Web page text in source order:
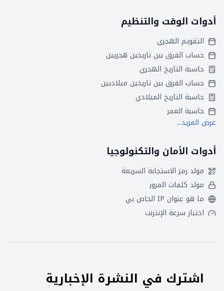
أدوات الوقت والتنظيم
التقويم الهجري
حساب الفرق بين تاريخين هجريين
حاسبة التاريخ الهجري
حساب الفرق بين تاريخين ميلاديين
حاسبة التاريخ الميلادي
حاسبة العمر
عرض المزيد...
أدوات الأمان والتكنولوجيا
مولد رمز الاستجابة السريعة
مولد كلمات المرور
ما هو عنوان IP الخاص بي
اختبار سرعة الإنترنت
اشترك في النشرة الإخبارية